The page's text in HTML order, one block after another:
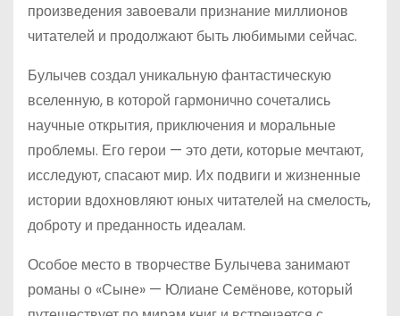
произведения завоевали признание миллионов
читателей и продолжают быть любимыми сейчас.
Булычев создал уникальную фантастическую
вселенную, в которой гармонично сочетались
научные открытия, приключения и моральные
проблемы. Его герои — это дети, которые мечтают,
исследуют, спасают мир. Их подвиги и жизненные
истории вдохновляют юных читателей на смелость,
доброту и преданность идеалам.
Особое место в творчестве Булычева занимают
романы о «Сыне» — Юлиане Семёнове, который